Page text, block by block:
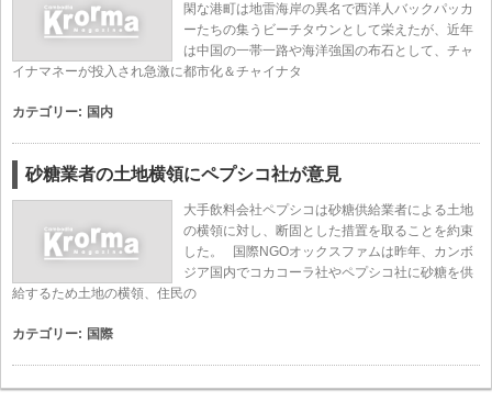
閑な港町は地雷海岸の異名で西洋人バックパッカ
ーたちの集うビーチタウンとして栄えたが、近年
は中国の一帯一路や海洋強国の布石として、チャ
イナマネーが投入され急激に都市化＆チャイナタ
カテゴリー: 国内
砂糖業者の土地横領にペプシコ社が意見
大手飲料会社ペプシコは砂糖供給業者による土地
の横領に対し、断固とした措置を取ることを約束
した。 国際NGOオックスファムは昨年、カンボ
ジア国内でコカコーラ社やペプシコ社に砂糖を供
給するため土地の横領、住民の
カテゴリー: 国際